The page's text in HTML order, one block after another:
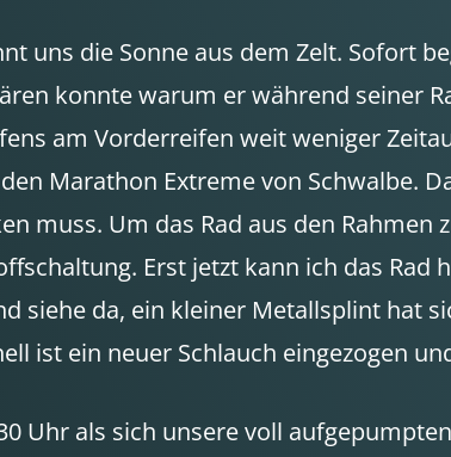
uns die Sonne aus dem Zelt. Sofort
konnte warum er während seiner
am Vorderreifen weit weniger
Marathon Extreme von Schwalbe.
muss. Um das Rad aus den
Erst jetzt kann ich das
siehe da, ein kleiner Metallsplint hat
ist ein neuer Schlauch eingezogen
Uhr als sich unsere voll